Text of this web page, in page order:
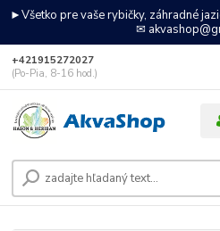
►Všetko pre vaše rybičky, záhradné
✉
+421915272027
(Po-Pia, 8-16 hod.)